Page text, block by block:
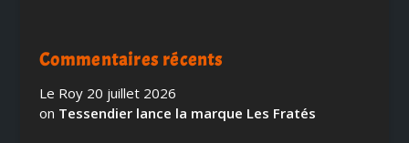
Commentaires récents
Le Roy 20 juillet 2026
on Tessendier lance la marque Les Fratés